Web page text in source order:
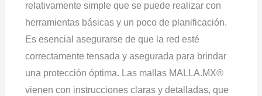
relativamente simple que se puede realizar con
herramientas básicas y un poco de planificación.
Es esencial asegurarse de que la red esté
correctamente tensada y asegurada para brindar
una protección óptima. Las mallas MALLA.MX®
vienen con instrucciones claras y detalladas, que